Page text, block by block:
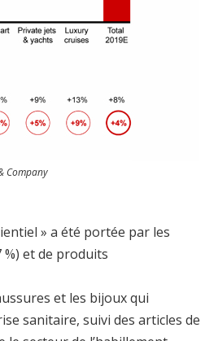
Company
» a été portée par les
%) et de produits
et les bijoux qui
sanitaire, suivi des articles de